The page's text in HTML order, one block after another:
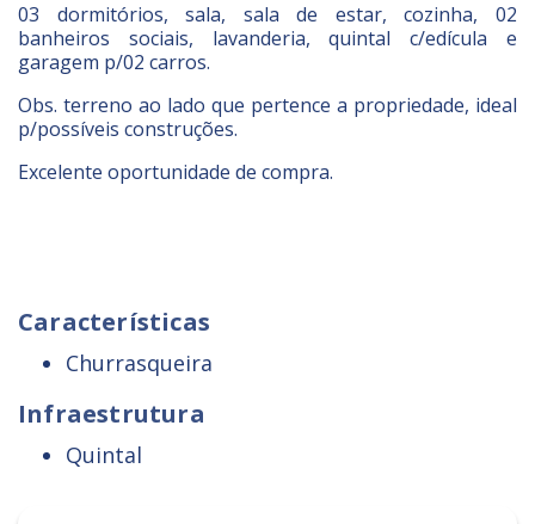
03 dormitórios, sala, sala de estar, cozinha, 02
banheiros sociais, lavanderia, quintal c/edícula e
garagem p/02 carros.
Obs. terreno ao lado que pertence a propriedade, ideal
p/possíveis construções.
Excelente oportunidade de compra.
Características
Churrasqueira
Infraestrutura
Quintal